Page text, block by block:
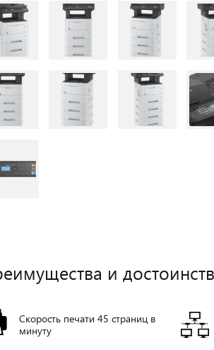
и
Скорость печати 45 страниц в
минуту